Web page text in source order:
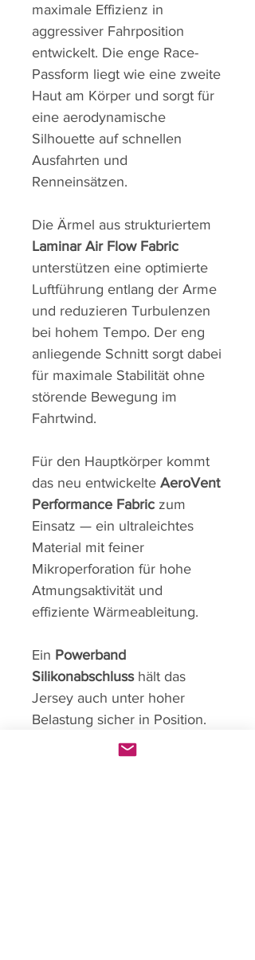
maximale Effizienz in
aggressiver Fahrposition
entwickelt. Die enge Race-
Passform liegt wie eine zweite
Haut am Körper und sorgt für
eine aerodynamische
Silhouette auf schnellen
Ausfahrten und
Renneinsätzen.
Die Ärmel aus strukturiertem
Laminar Air Flow Fabric
unterstützen eine optimierte
Luftführung entlang der Arme
und reduzieren Turbulenzen
bei hohem Tempo. Der eng
anliegende Schnitt sorgt dabei
für maximale Stabilität ohne
störende Bewegung im
Fahrtwind.
Für den Hauptkörper kommt
das neu entwickelte AeroVent
Performance Fabric zum
Einsatz — ein ultraleichtes
Material mit feiner
Mikroperforation für hohe
Atmungsaktivität und
effiziente Wärmeableitung.
Ein Powerband
Silikonabschlusshält das
Jersey auch unter hoher
Belastung sicher in Position.